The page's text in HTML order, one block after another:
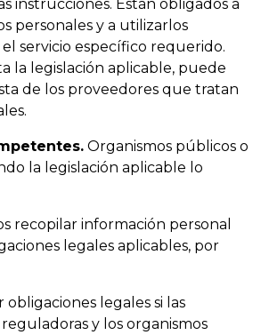
instrucciones. Están obligados a
personales y a utilizarlos
servicio específico requerido.
la legislación aplicable, puede
de los proveedores que tratan
Organismos públicos o
la legislación aplicable lo
recopilar información personal
legales aplicables, por
obligaciones legales si las
y los organismos